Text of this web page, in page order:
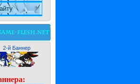
2-й Баннер